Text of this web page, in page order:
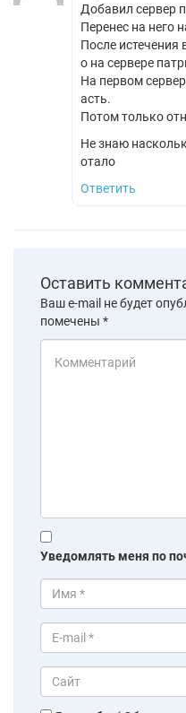
Добавил сервер
Перенес на него
После истечения
о на сервере
На первом
асть.
Потом только
Не знаю
отало
Ответить
Оставить
Ваш e-mail не будет
помечены *
Уведомлять меня по